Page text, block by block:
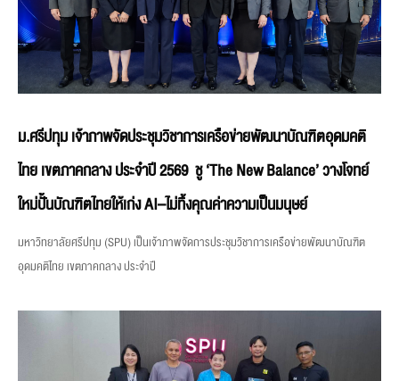
ม.ศรีปทุม เจ้าภาพจัดประชุมวิชาการเครือข่ายพัฒนาบัณฑิตอุดมคติ
ไทย เขตภาคกลาง ประจำปี 2569 ชู ‘The New Balance’ วางโจทย์
ใหม่ปั้นบัณฑิตไทยให้เก่ง AI–ไม่ทิ้งคุณค่าความเป็นมนุษย์
มหาวิทยาลัยศรีปทุม (SPU) เป็นเจ้าภาพจัดการประชุมวิชาการเครือข่ายพัฒนาบัณฑิต
อุดมคติไทย เขตภาคกลาง ประจำปี